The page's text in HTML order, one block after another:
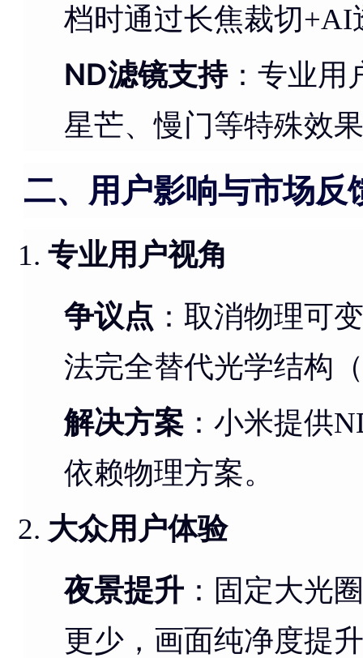
档时通过长焦裁切
ND滤镜支持：专业用
星芒、慢门等特殊效
二、用户影响与市场反
专业用户视角
争议点 ：取消物理可
法完全替代光学结构
解决方案 ：小米提供
依赖物理方案。
大众用户体验
夜景提升 ：固定大光
更少，画面纯净度提